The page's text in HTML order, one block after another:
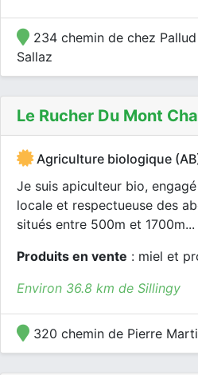
234 chemin de chez
Sallaz
Le Rucher Du Mont
Agriculture biologique
Je suis apiculteur bio,
locale et respectueuse des
situés entre 500m et 1700m...
Produits en vente : miel et
Environ 36.8 km de Sillingy
320 chemin de Pierre